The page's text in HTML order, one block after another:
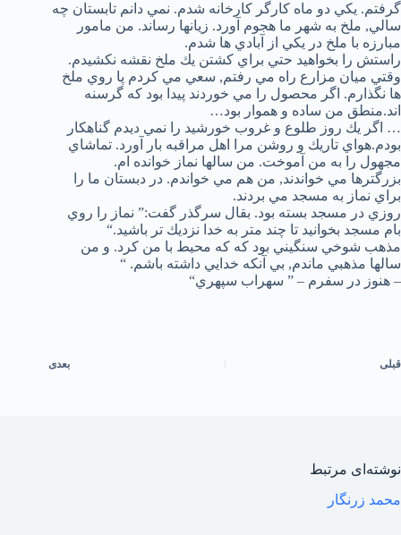
گرفتم. يكي دو ماه كارگر كارخانه شدم. نمي دانم تابستان چه
سالي, ملخ به شهر ما هجوم آورد. زيانها رساند. من مامور
مبارزه با ملخ در يكي از آبادي ها شدم.
راستش را بخواهيد حتي براي كشتن يك ملخ نقشه نكشيدم.
وقتي ميان مزارع راه مي رفتم, سعي مي كردم پا روي ملخ
ها نگذارم. اگر محصول را مي خوردند پيدا بود كه گرسنه
اند.منطق من ساده و هموار بود…
… اگر يك روز طلوع و غروب خورشيد را نمي ديدم گناهكار
بودم.هواي تاريك و روشن مرا اهل مراقبه بار آورد. تماشاي
مجهول را به من آموخت. من سالها نماز خوانده ام.
بزرگترها مي خواندند, من هم مي خواندم. در دبستان ما را
براي نماز به مسجد مي بردند.
روزي در مسجد بسته بود. بقال سرگذر گفت:” نماز را روي
بام مسجد بخوانيد تا چند متر به خدا نزديك تر باشيد.“
مذهب شوخي سنگيني بود كه كه محيط با من كرد. و من
سالها مذهبي ماندم, بي آنكه خدايي داشته باشم. “
– هنوز در سفرم – ” سهراب سپهري“
قبلی بعدی
نوشته‌ای مرتبط
محمد زرنگار